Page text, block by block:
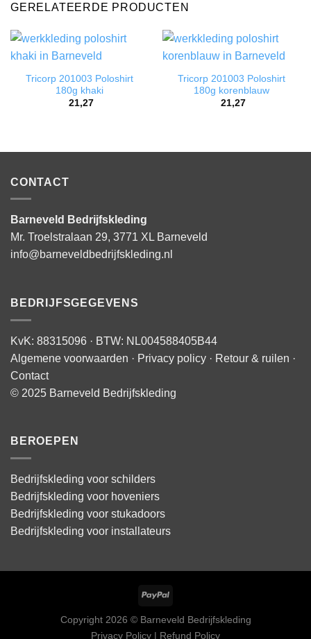
GERELATEERDE PRODUCTEN
Tricorp 201003 Poloshirt
180g khaki
21,27
Tricorp 201003 Poloshirt
180g korenblauw
21,27
CONTACT
Barneveld Bedrijfskleding
Mr. Troelstralaan 29, 3771 XL Barneveld
info@barneveldbedrijfskleding.nl
BEDRIJFSGEGEVENS
KvK: 88315096 · BTW: NL004588405B44
Algemene voorwaarden · Privacy policy · Retour & ruilen ·
Contact
© 2025 Barneveld Bedrijfskleding
BEROEPEN
Bedrijfskleding voor schilders
Bedrijfskleding voor hoveniers
Bedrijfskleding voor stukadoors
Bedrijfskleding voor installateurs
Copyright 2026 © Barneveld Bedrijfskleding
Privacy Policy | Refund Policy